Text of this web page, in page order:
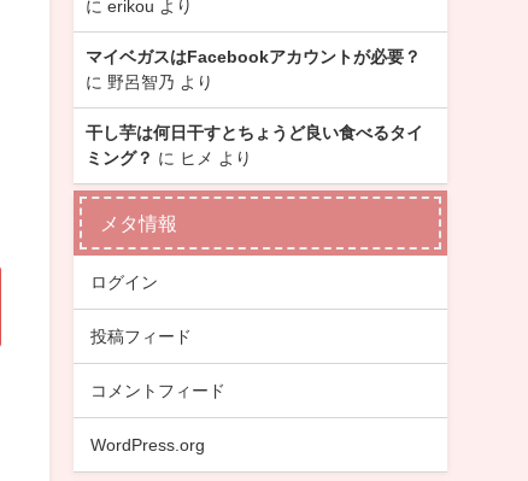
に erikou より
マイベガスはFacebookアカウントが必要？
に 野呂智乃 より
干し芋は何日干すとちょうど良い食べるタイ
ミング？ に ヒメ より
メタ情報
ログイン
投稿フィード
コメントフィード
WordPress.org